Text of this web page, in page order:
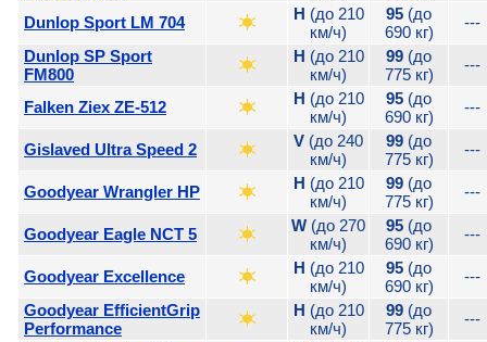
Dunlop Sport LM 704 H (до 210
км/ч)
95 (до
690 кг)
---
Dunlop SP Sport
FM800
H (до 210
км/ч)
99 (до
775 кг)
---
Falken Ziex ZE-512 H (до 210
км/ч)
95 (до
690 кг)
---
Gislaved Ultra Speed 2 V (до 240
км/ч)
99 (до
775 кг)
---
Goodyear Wrangler HP H (до 210
км/ч)
99 (до
775 кг)
---
Goodyear Eagle NCT 5 W (до 270
км/ч)
95 (до
690 кг)
---
Goodyear Excellence H (до 210
км/ч)
95 (до
690 кг)
---
Goodyear EfficientGrip
Performance
H (до 210
км/ч)
99 (до
775 кг)
---